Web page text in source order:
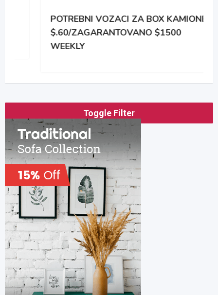
POTREBNI VOZACI ZA BOX KAMIONE
$.60/ZAGARANTOVANO $1500
WEEKLY
Toggle Filter